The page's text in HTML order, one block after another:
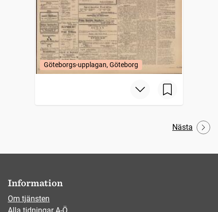
Göteborgs-upplagan, Göteborg
Nästa
Information
Om tjänsten